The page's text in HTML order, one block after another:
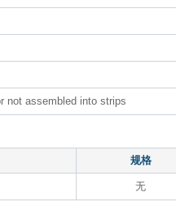
not assembled into strips
规格
无